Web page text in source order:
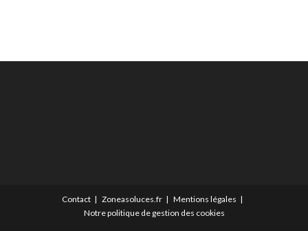
Contact Zoneasoluces.fr
Mentions légales
Notre politique de gestion des cookies